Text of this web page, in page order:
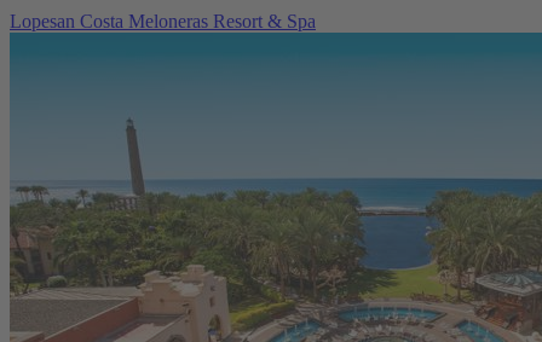
Lopesan Costa Meloneras Resort & Spa